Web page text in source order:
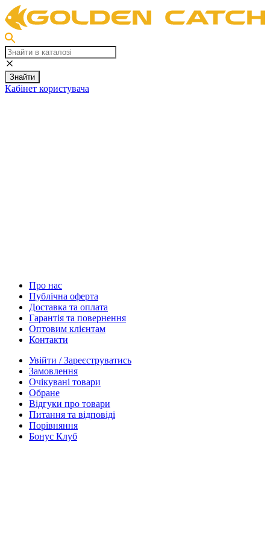
Знайти
Кабінет користувача
Про нас
Публічна оферта
Доставка та оплата
Гарантія та повернення
Оптовим клієнтам
Контакти
Увійти / Зареєструватись
Замовлення
Очікувані товари
Обране
Відгуки про товари
Питання та відповіді
Порівняння
Бонус Клуб